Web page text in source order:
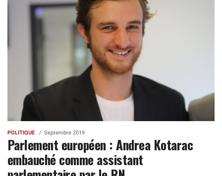
POLITIQUE Septembre 2019
Parlement européen : Andrea Kotarac
embauché comme assistant